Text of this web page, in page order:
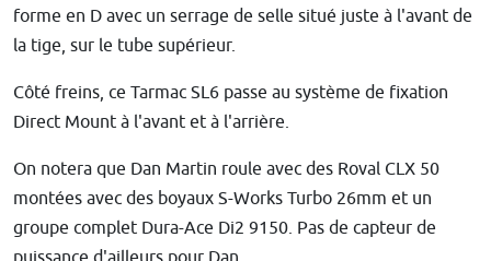
forme en D avec un serrage de selle situé juste à l'avant de
la tige, sur le tube supérieur.
Côté freins, ce Tarmac SL6 passe au système de fixation
Direct Mount à l'avant et à l'arrière.
On notera que Dan Martin roule avec des Roval CLX 50
montées avec des boyaux S-Works Turbo 26mm et un
groupe complet Dura-Ace Di2 9150. Pas de capteur de